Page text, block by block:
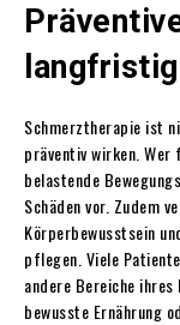
Schmerztherapie ist
präventiv wirken.
belastende
Schäden vor. Zudem
Körperbewusstsein
pflegen. Viele
andere Bereiche
bewusste Ernährung